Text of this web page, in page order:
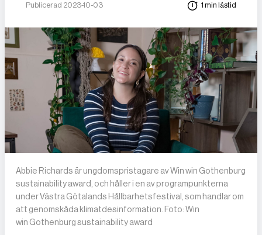
Publicerad 2023-10-03 1 min lästid
Abbie Richards är ungdomspristagare av Win win Gothenburg
sustainability award, och håller i en av programpunkterna
under Västra Götalands Hållbarhetsfestival, som handlar om
att genomskåda klimatdesinformation. Foto: Win
win Gothenburg sustainability award